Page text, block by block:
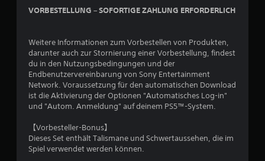
VORBESTELLUNG – SOFORTIGE ZAHLUNG ERFORDERLICH
Weitere Informationen zum Vorbestellen von Produkten,
darunter auch zur Stornierung einer Vorbestellung, findest
du in den Nutzungsbedingungen und der
Endbenutzervereinbarung von Sony Entertainment
Network. Voraussetzung für den automatischen Download
ist die Aktivierung der Optionen "Automatisches Log-in"
und "Autom. Anmeldung" auf deinem PS5™-System.
【Vorbesteller-Bonus】
Dieses Set enthält Talismane und Schwertaussehen, die im
Spiel verwendet werden können.